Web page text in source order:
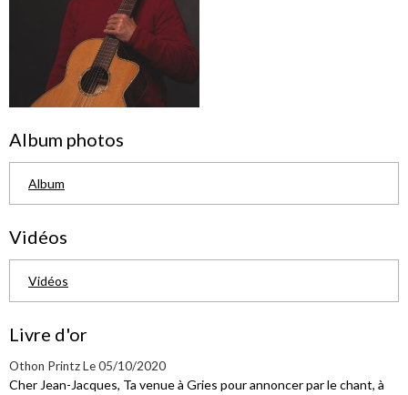
Album photos
Album
Vidéos
Vidéos
Livre d'or
Othon PrintzLe 05/10/2020
Cher Jean-Jacques, Ta venue à Gries pour annoncer par le chant, à